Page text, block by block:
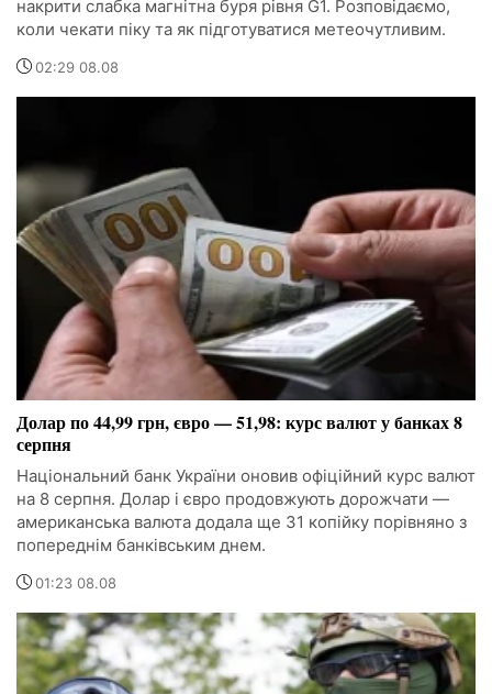
накрити слабка магнітна буря рівня G1. Розповідаємо,
коли чекати піку та як підготуватися метеочутливим.
02:29 08.08
Долар по 44,99 грн, євро — 51,98: курс валют у банках 8
серпня
Національний банк України оновив офіційний курс валют
на 8 серпня. Долар і євро продовжують дорожчати —
американська валюта додала ще 31 копійку порівняно з
попереднім банківським днем.
01:23 08.08